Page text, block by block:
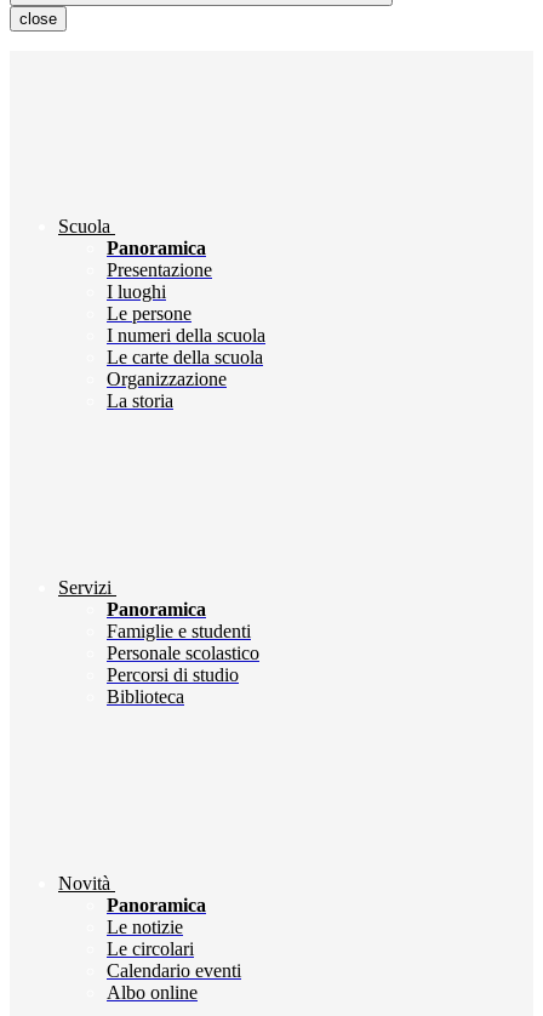
close
Scuola
Panoramica
Presentazione
I luoghi
Le persone
I numeri della scuola
Le carte della scuola
Organizzazione
La storia
Servizi
Panoramica
Famiglie e studenti
Personale scolastico
Percorsi di studio
Biblioteca
Novità
Panoramica
Le notizie
Le circolari
Calendario eventi
Albo online